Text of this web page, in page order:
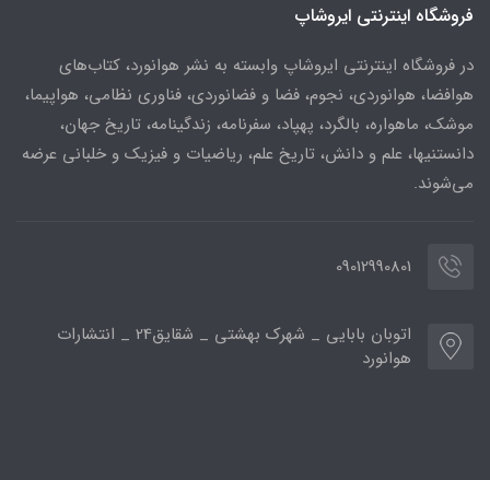
فروشگاه اینترنتی ایروشاپ
در فروشگاه اینترنتی ایروشاپ وابسته به نشر هوانورد، کتاب‌های
هوافضا، هوانوردی، نجوم، فضا و فضانوردی، فناوری نظامی، هواپیما،
موشک، ماهواره، بالگرد، پهپاد، سفرنامه، زندگینامه، تاریخ جهان،
دانستنیها، علم و دانش، تاریخ علم، ریاضیات و فیزیک و خلبانی عرضه
می‌شوند.
09012990801
اتوبان بابایی _ شهرک بهشتی _ شقایق24 _ انتشارات
هوانورد